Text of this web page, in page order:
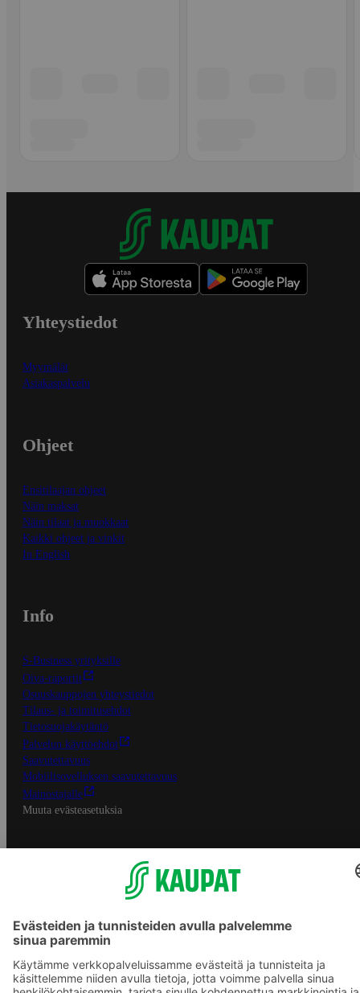
Yhteystiedot
Myymälät
Asiakaspalvelu
Ohjeet
Ensitilaajan ohjeet
Näin maksat
Näin tilaat ja muokkaat
Kaikki ohjeet ja vinkit
In English
Info
S-Business yrityksille
Oiva-raportit
Osuuskauppojen yhteystiedot
Tilaus- ja toimitusehdot
Tietosuojakäytäntö
Palvelun käyttöehdot
Saavutettavuus
Mobiilisovelluksen saavutettavuus
Mainostajalle
Muuta evästeasetuksia
S-ryhmän palvelut
S-ryhmä
Asiakasomistajuus
S-ostoslista -sovellus
Prisma.fi